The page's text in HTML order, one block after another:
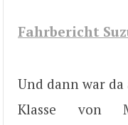
Fahrbericht
Und dann war
Klasse von